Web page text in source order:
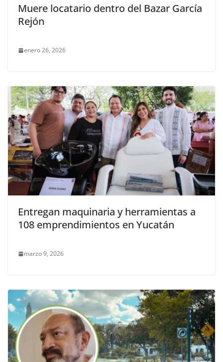
Muere locatario dentro del Bazar García
Rejón
enero 26, 2026
Entregan maquinaria y herramientas a
108 emprendimientos en Yucatán
marzo 9, 2026